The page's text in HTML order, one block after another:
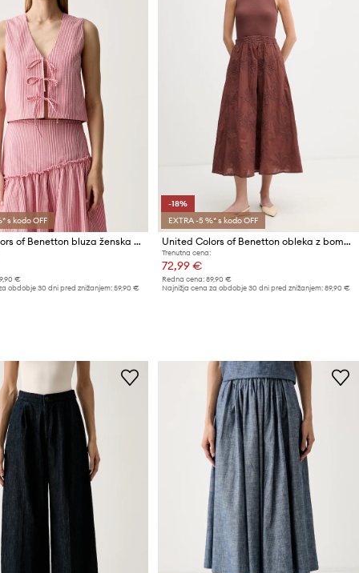
s kodo OFF
United Colors of Benetton bluza ženska z bombažem
€
obdobje 30 dni pred znižanjem: 59,90 €
-18%
EXTRA -5 %* s kodo OFF
United Colors of Benetton obleka z bombažem
Trenutna cena:
72,99 €
Redna cena: 89,90 €
Najnižja cena za obdobje 30 dni pred znižanjem: 89,90 €